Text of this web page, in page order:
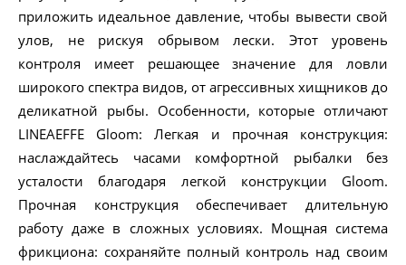
приложить идеальное давление, чтобы вывести свой
улов, не рискуя обрывом лески. Этот уровень
контроля имеет решающее значение для ловли
широкого спектра видов, от агрессивных хищников до
деликатной рыбы. Особенности, которые отличают
LINEAEFFE Gloom: Легкая и прочная конструкция:
наслаждайтесь часами комфортной рыбалки без
усталости благодаря легкой конструкции Gloom.
Прочная конструкция обеспечивает длительную
работу даже в сложных условиях. Мощная система
фрикциона: сохраняйте полный контроль над своим